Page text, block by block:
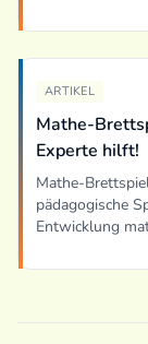
ARTIKEL
Mathe-
Experte hilft!
Mathe-
pädagogische
Entwicklung